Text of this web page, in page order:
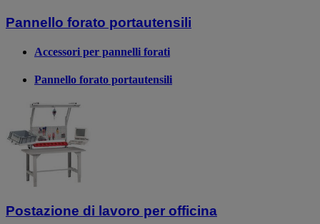
Pannello forato portautensili
Accessori per pannelli forati
Pannello forato portautensili
Postazione di lavoro per officina